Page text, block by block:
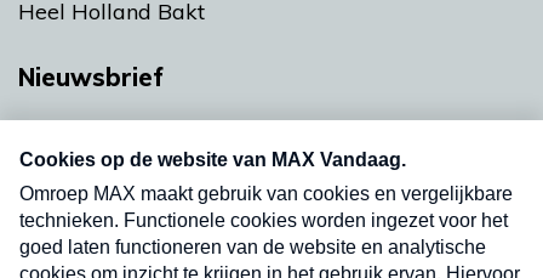
Heel Holland Bakt
Nieuwsbrief
Neem hier een gratis abonnement op onze
nieuwsbrief. Elke vrijdag- en dinsdagochtend in
uw mailbox.
Verzend